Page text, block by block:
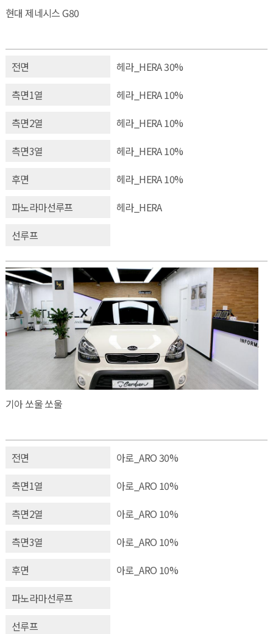
현대 제네시스 G80
전면
헤라_HERA 30%
측면1열
헤라_HERA 10%
측면2열
헤라_HERA 10%
측면3열
헤라_HERA 10%
후면
헤라_HERA 10%
파노라마선루프
헤라_HERA
선루프
기아 쏘울 쏘울
전면
아로_ARO 30%
측면1열
아로_ARO 10%
측면2열
아로_ARO 10%
측면3열
아로_ARO 10%
후면
아로_ARO 10%
파노라마선루프
선루프